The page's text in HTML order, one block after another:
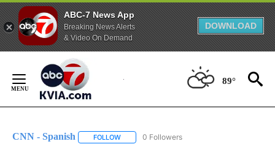
ABC-7 News App
Breaking News Alerts
& Video On Demand
DOWNLOAD
Content
89°
CNN - Spanish FOLLOW FOLLOW "CNN - SPANISH" TO RECEIVE
0 Followers